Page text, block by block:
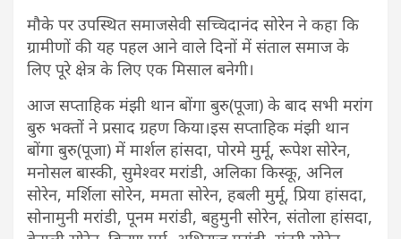
मौके पर उपस्थित समाजसेवी सच्चिदानंद सोरेन ने कहा कि
ग्रामीणों की यह पहल आने वाले दिनों में संताल समाज के
लिए पूरे क्षेत्र के लिए एक मिसाल बनेगी।
आज सप्ताहिक मंझी थान बोंगा बुरु(पूजा) के बाद सभी मरांग
बुरु भक्तों ने प्रसाद ग्रहण किया।इस सप्ताहिक मंझी थान
बोंगा बुरु(पूजा) में मार्शल हांसदा, पोरमे मुर्मू, रूपेश सोरेन,
मनोसल बास्की, सुमेश्वर मरांडी, अलिका किस्कू, अनिल
सोरेन, मर्शिला सोरेन, ममता सोरेन, हबली मुर्मू, प्रिया हांसदा,
सोनामुनी मरांडी, पूनम मरांडी, बहुमुनी सोरेन, संतोला हांसदा,